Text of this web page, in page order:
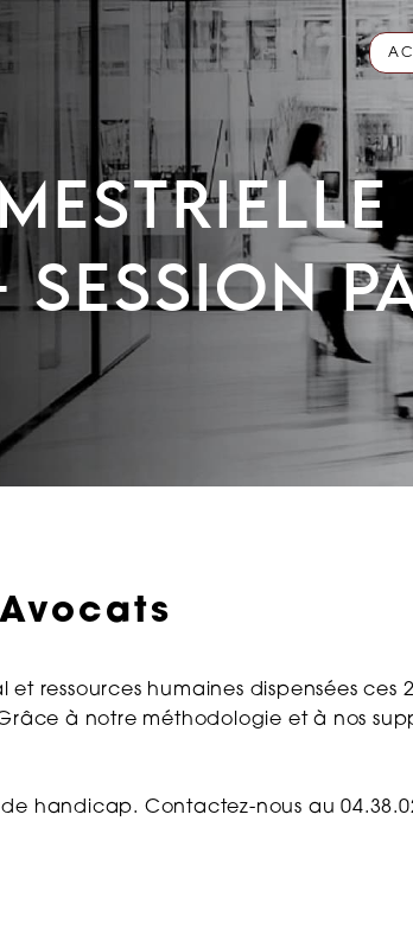
ressources humaines dispensées ces
à notre méthodologie et à nos
handicap. Contactez-nous au